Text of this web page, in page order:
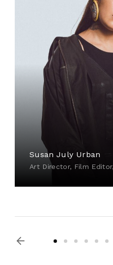
Susan July Urban
Art Director Film Editor